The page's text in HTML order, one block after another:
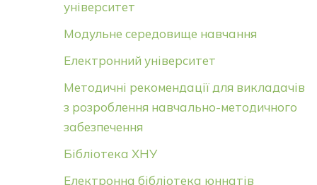
університет
Модульне середовище навчання
Електронний університет
Методичні рекомендації для викладачів
з розроблення навчально-методичного
забезпечення
Бібліотека ХНУ
Електронна бібліотека юннатів